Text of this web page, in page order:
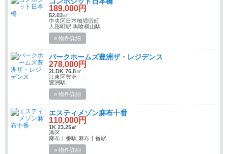
189,000円
52.03㎡
中央区日本橋堀留町
人形町駅 馬喰横山駅
» 物件詳細
パークホームズ豊洲ザ・レジデンス
278,000円
2LDK 76.8㎡
江東区豊洲
豊洲駅
» 物件詳細
エスティメゾン麻布十番
110,000円
1K 23.25㎡
港区
麻布十番駅 麻布十番駅
» 物件詳細